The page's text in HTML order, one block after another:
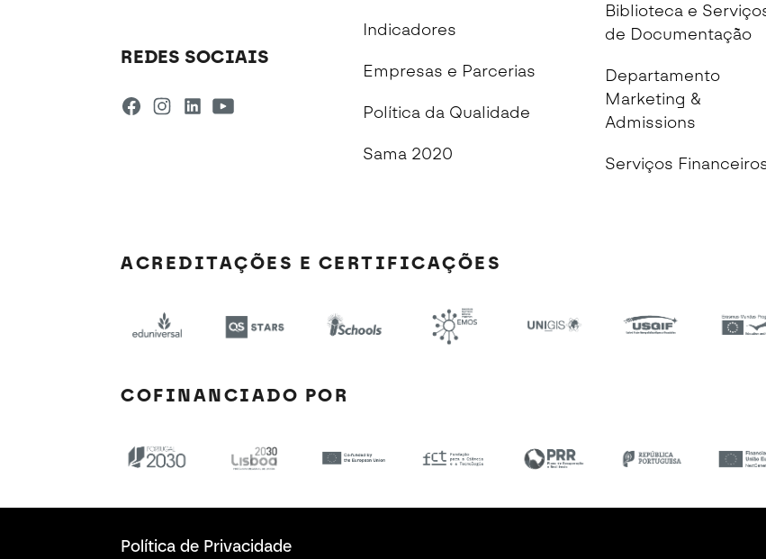
REDES SOCIAIS
Indicadores
Empresas e Parcerias
Política da Qualidade
Sama 2020
Biblioteca e
de Documentação
Departamento
Marketing &
Admissions
Serviços
ACREDITAÇÕES E CERTIFICAÇÕES
COFINANCIADO POR
Política de Privacidade